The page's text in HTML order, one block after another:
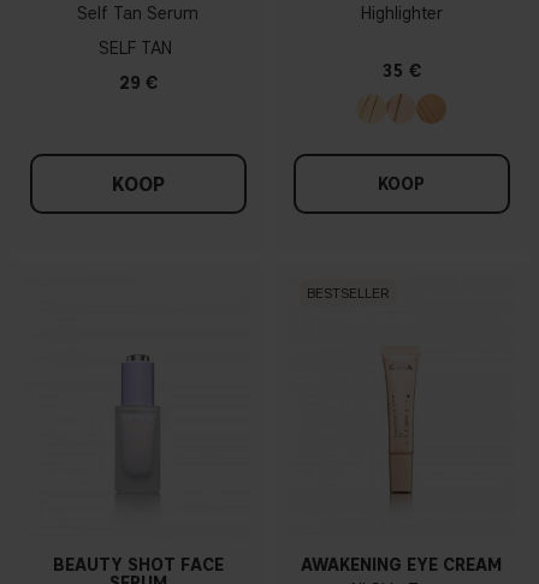
Self Tan Serum
SELF TAN
29 €
KOOP
Highlighter
35 €
KOOP
BEAUTY SHOT FACE
BESTSELLER
AWAKENING EYE CREAM